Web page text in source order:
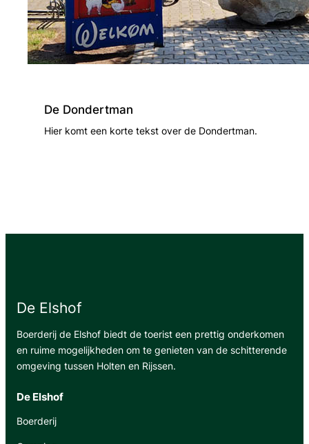
De Dondertman
Hier komt een korte tekst over de Dondertman.
De Elshof
Boerderij de Elshof biedt de toerist een prettig onderkomen
en ruime mogelijkheden om te genieten van de schitterende
omgeving tussen Holten en Rijssen.
De Elshof
Boerderij